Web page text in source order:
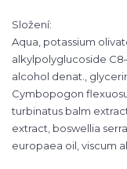
Složení:
Aqua, potassium
alkylpolyglucoside
alcohol denat.,
Cymbopogon
turbinatus balm
extract, boswellia
europaea oil, viscum